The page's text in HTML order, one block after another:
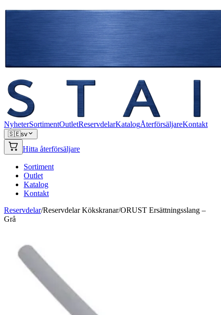
NyheterSortimentOutletReservdelarKatalogÅterförsäljareKontakt
🇸🇪sv
Hitta återförsäljare
Sortiment
Outlet
Katalog
Kontakt
Reservdelar/Reservdelar Kökskranar/ORUST Ersättningsslang –
Grå